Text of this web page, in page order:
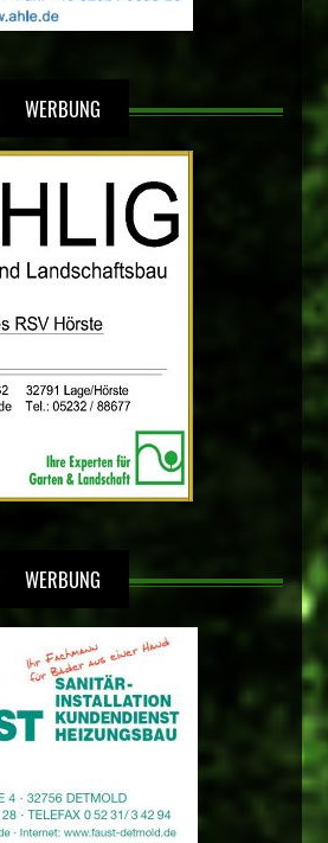
WERBUNG
WERBUNG